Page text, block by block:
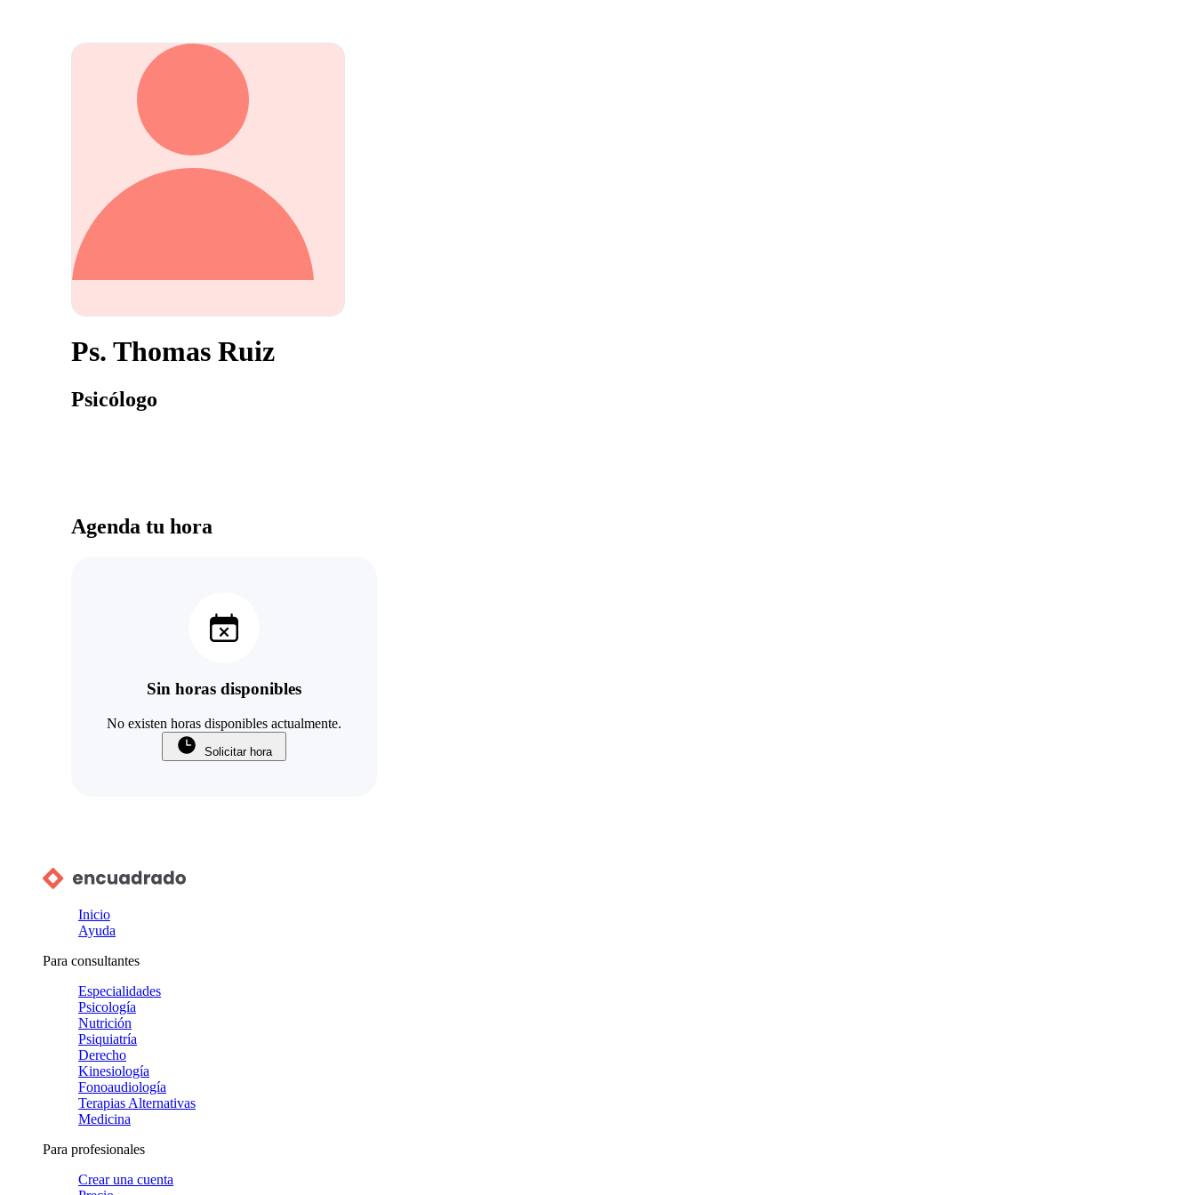
Ps. Thomas Ruiz
Psicólogo
Agenda tu hora
Sin horas disponibles
No existen horas disponibles actualmente.
Solicitar hora
Inicio
Ayuda
Para consultantes
Especialidades
Psicología
Nutrición
Psiquiatría
Derecho
Kinesiología
Fonoaudiología
Terapias Alternativas
Medicina
Para profesionales
Crear una cuenta